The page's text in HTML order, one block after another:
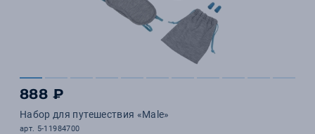
888 ₽
Набор для путешествия «Male»
арт. 5-11984700